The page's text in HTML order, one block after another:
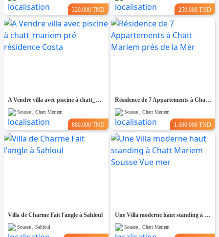
320.000 TND 259.000 TND
A Vendre villa avec piscine à chatt_mariem pré résidence Costa
Sousse , Chatt Meriem
880.000 TND
Résidence de 7 Appartements à Chatt Mariem prés de la Mer
Sousse , Chatt Meriem
1.600.000 TND
Villa de Charme Fait l'angle à Sahloul
Sousse , Sahloul
Une Villa moderne haut standing à Chatt Mariem Sousse Vue mer
Sousse , Chatt Meriem